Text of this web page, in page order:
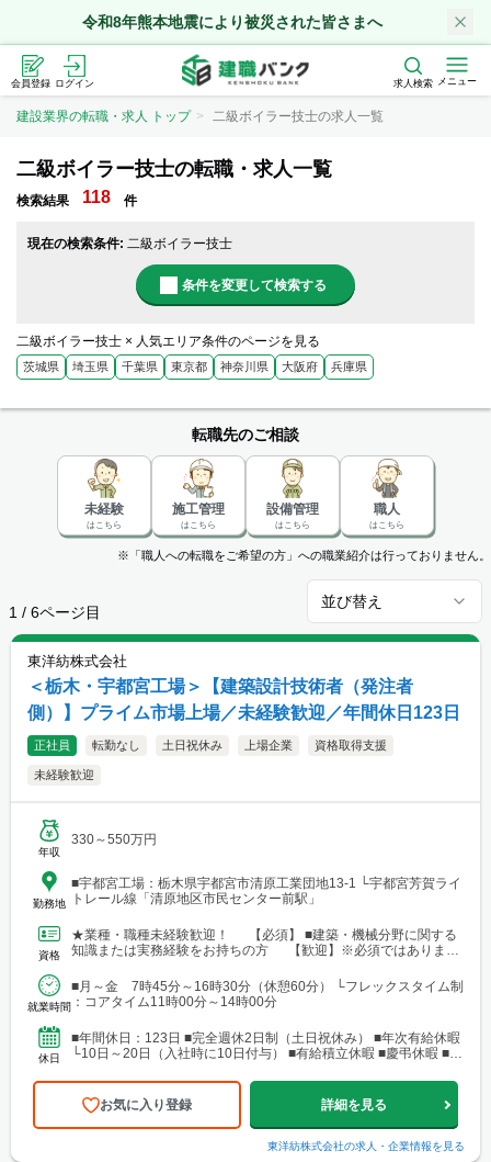
令和8年熊本地震により被災された皆さまへ
会員登録 ログイン 求人検索 メニュー
建設業界の転職・求人 トップ 二級ボイラー技士の求人一覧
二級ボイラー技士の転職・求人一覧
検索結果 118 件
現在の検索条件: 二級ボイラー技士
条件を変更して検索する
二級ボイラー技士 × 人気エリア条件のページを見る
茨城県 埼玉県 千葉県 東京都 神奈川県 大阪府 兵庫県
転職先のご相談
未経験
はこちら
施工管理
はこちら
設備管理
はこちら
職人
はこちら
※「職人への転職をご希望の方」への職業紹介は行っておりません。
1 / 6ページ目
並び替え
東洋紡株式会社
＜栃木・宇都宮工場＞【建築設計技術者（発注者
側）】プライム市場上場／未経験歓迎／年間休日123日
正社員 転勤なし 土日祝休み 上場企業 資格取得支援
未経験歓迎
年収
330～550万円
勤務地
■宇都宮工場：栃木県宇都宮市清原工業団地13-1 └宇都宮芳賀ライ
トレール線「清原地区市民センター前駅」
資格
★業種・職種未経験歓迎！ 【必須】 ■建築・機械分野に関する
知識または実務経験をお持ちの方 【歓迎】※必須ではありませ
就業時間
■月～金 7時45分～16時30分（休憩60分） └フレックスタイム制
：コアタイム11時00分～14時00分
休日
■年間休日：123日 ■完全週休2日制（土日祝休み） ■年次有給休暇
└10日～20日（入社時に10日付与） ■有給積立休暇 ■慶弔休暇 ■ボ
お気に入り登録 詳細を見る
東洋紡株式会社の求人・企業情報を見る